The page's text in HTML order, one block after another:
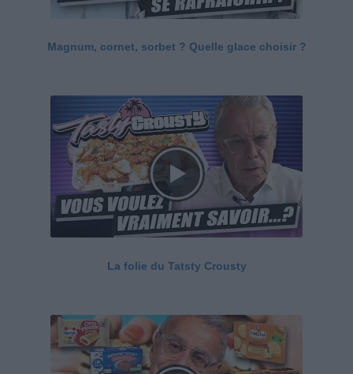
Magnum, cornet, sorbet ? Quelle glace choisir ?
La folie du Tatsty Crousty